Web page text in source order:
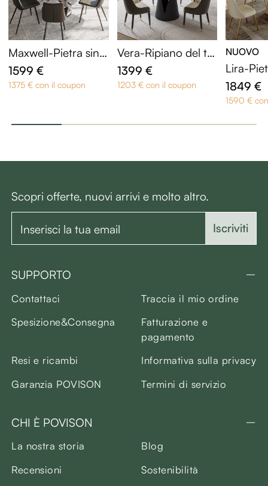
Maxwell-Pietra sint
erizzata lucida Tavol
i da pranzo
1599 €
1375 € con il coupon
Vera-Ripiano del ta
volo in pietra sinteri
zzata e base in acci
aio al carbonio Tav
1399 €
1203 € con il coupon
NUOVO
Lira-
ata
1849 €
1590 €
Scopri offerte, nuovi arrivi e molto altro.
Iscriviti
SUPPORTO
Contattaci
Traccia il mio ordine
Spesizione&Consegna
Fatturazione e
pagamento
Resi e ricambi
Informativa sulla privacy
Garanzia POVISON
Termini di servizio
CHI È POVISON
La nostra storia
Blog
Recensioni
Sostenibilità